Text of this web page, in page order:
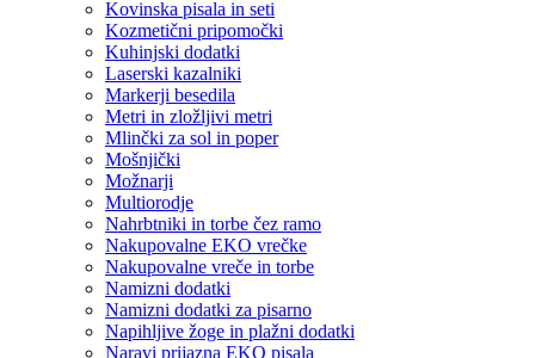
Kovinska pisala in seti
Kozmetični pripomočki
Kuhinjski dodatki
Laserski kazalniki
Markerji besedila
Metri in zložljivi metri
Mlinčki za sol in poper
Mošnjički
Možnarji
Multiorodje
Nahrbtniki in torbe čez ramo
Nakupovalne EKO vrečke
Nakupovalne vreče in torbe
Namizni dodatki
Namizni dodatki za pisarno
Napihljive žoge in plažni dodatki
Naravi prijazna EKO pisala